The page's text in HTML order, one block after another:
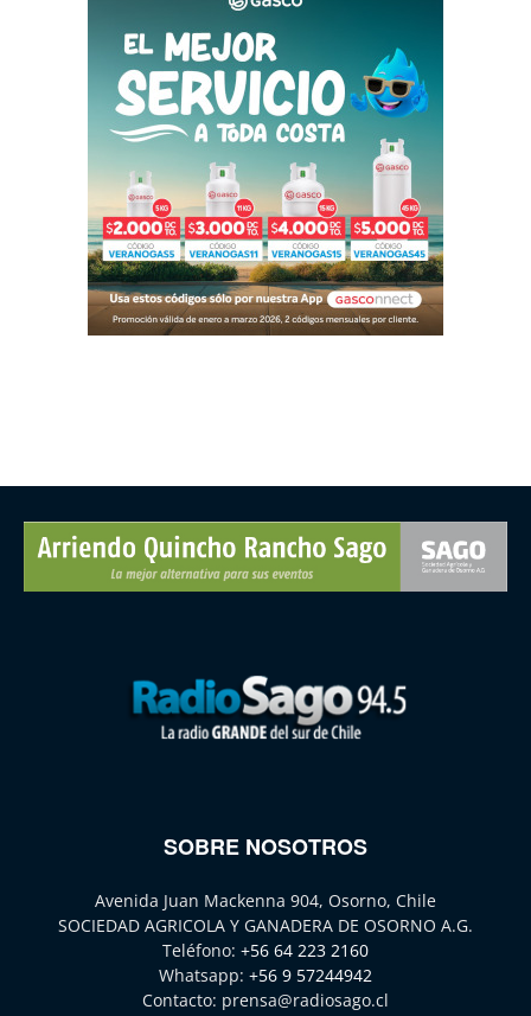
SOBRE NOSOTROS
Avenida Juan Mackenna 904, Osorno, Chile
SOCIEDAD AGRICOLA Y GANADERA DE OSORNO A.G.
Teléfono: +56 64 223 2160
Whatsapp: +56 9 57244942
Contacto: prensa@radiosago.cl